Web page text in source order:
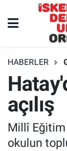
HABERLER
açılış
Millî Eğitim
okulun